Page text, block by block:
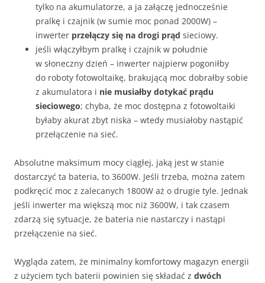
tylko na akumulatorze, a ja załączę jednocześnie
pralkę i czajnik (w sumie moc ponad 2000W) –
inwerter przełączy się na drogi prąd sieciowy.
jeśli włączyłbym pralkę i czajnik w południe
w słoneczny dzień – inwerter najpierw pogoniłby
do roboty fotowoltaikę, brakującą moc dobrałby sobie
z akumulatora i nie musiałby dotykać prądu
sieciowego; chyba, że moc dostępna z fotowoltaiki
byłaby akurat zbyt niska – wtedy musiałoby nastąpić
przełączenie na sieć.
Absolutne maksimum mocy ciągłej, jaką jest w stanie
dostarczyć ta bateria, to 3600W. Jeśli trzeba, można zatem
podkręcić moc z zalecanych 1800W aż o drugie tyle. Jednak
jeśli inwerter ma większą moc niż 3600W, i tak czasem
zdarzą się sytuacje, że bateria nie nastarczy i nastąpi
przełączenie na sieć.
Wygląda zatem, że minimalny komfortowy magazyn energii
z użyciem tych baterii powinien się składać z dwóch